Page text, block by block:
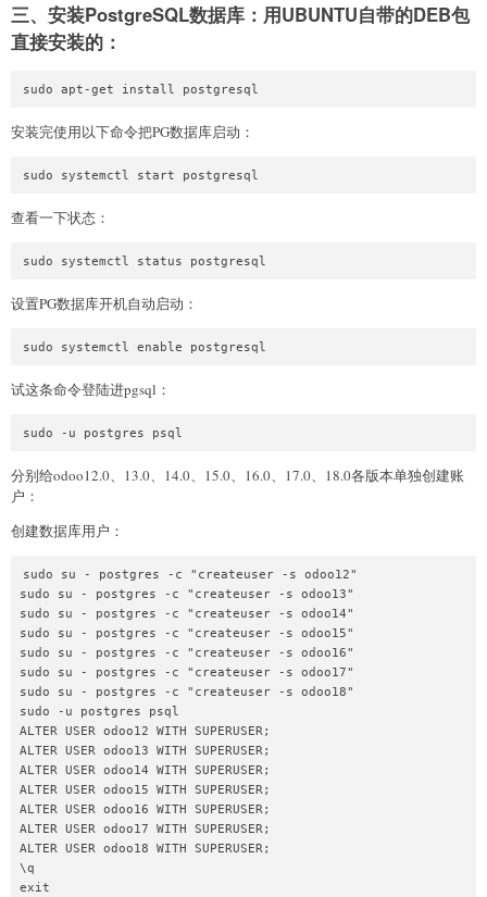
三、安装PostgreSQL数据库：用UBUNTU自带的DEB包
直接安装的：
安装完使用以下命令把PG数据库启动：
查看一下状态：
设置PG数据库开机自动启动：
试这条命令登陆进pgsql：
分别给odoo12.0、13.0、14.0、15.0、16.0、17.0、18.0各版本单独创建账
户：
创建数据库用户：
sudo su - postgres -c "createuser -s odoo12"
sudo su - postgres -c "createuser -s odoo13"
sudo su - postgres -c "createuser -s odoo14"
sudo su - postgres -c "createuser -s odoo15"
sudo su - postgres -c "createuser -s odoo16"
sudo su - postgres -c "createuser -s odoo17"
sudo su - postgres -c "createuser -s odoo18"
sudo -u postgres psql
ALTER USER odoo12 WITH SUPERUSER;
ALTER USER odoo13 WITH SUPERUSER;
ALTER USER odoo14 WITH SUPERUSER;
ALTER USER odoo15 WITH SUPERUSER;
ALTER USER odoo16 WITH SUPERUSER;
ALTER USER odoo17 WITH SUPERUSER;
ALTER USER odoo18 WITH SUPERUSER;
\q